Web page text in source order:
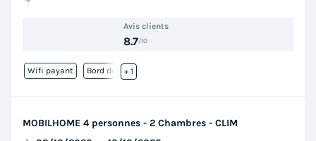
Avis clients
8.7/10
Wifi payant Bord de mer
+ 1
MOBILHOME 4 personnes - 2 Chambres - CLIM